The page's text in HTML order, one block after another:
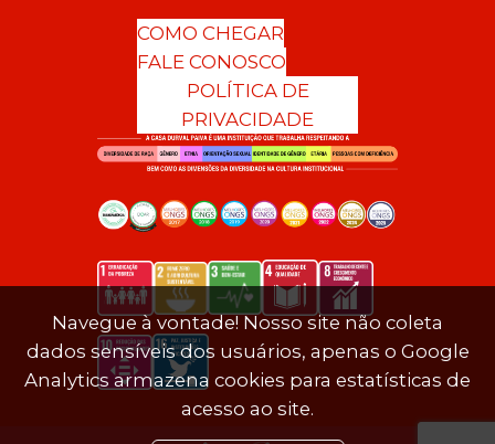
COMO CHEGAR
FALE CONOSCO
POLÍTICA DE
PRIVACIDADE
Navegue à vontade! Nosso site não coleta
dados sensíveis dos usuários, apenas o Google
Analytics armazena cookies para estatísticas de
acesso ao site.